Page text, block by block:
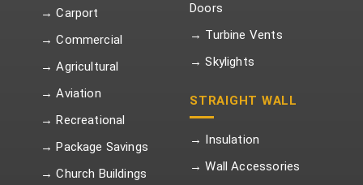
→ Carport
→ Commercial
→ Agricultural
→ Aviation
→ Recreational
→ Package Savings
→ Church Buildings
Doors
→ Turbine Vents
→ Skylights
STRAIGHT WALL
→ Insulation
→ Wall Accessories